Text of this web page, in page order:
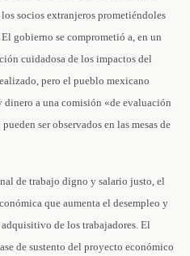
socios extranjeros prometiéndoles
gobierno se comprometió a, en un
cuidadosa de los impactos del
pero el pueblo mexicano
dinero a una comisión «de evaluación
ser observados en las mesas de
de trabajo digno y salario justo, el
que aumenta el desempleo y
de los trabajadores. El
de sustento del proyecto económico